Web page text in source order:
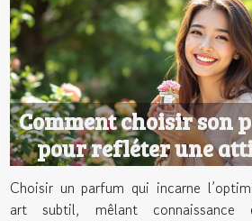
Comment choisir son
pour refléter une
optimiste ?
Choisir un parfum qui incarne
art subtil, mêlant